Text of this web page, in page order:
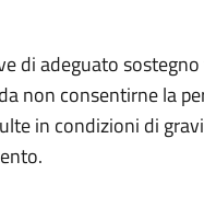
di adeguato
non consentirne la
in condizioni di